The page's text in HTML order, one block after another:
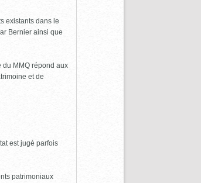
existants dans le
Bernier ainsi que
MMQ répond aux
et de
est jugé parfois
patrimoniaux